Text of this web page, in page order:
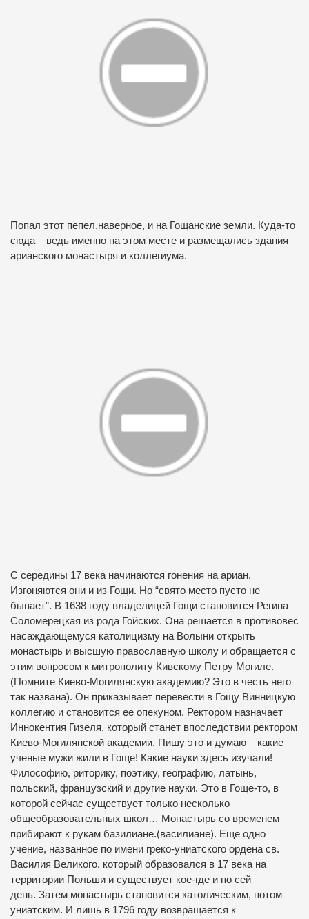
Попал этот пепел,наверное, и на Гощанские земли. Куда-то
сюда – ведь именно на этом месте и размещались здания
арианского монастыря и коллегиума.
С середины 17 века начинаются гонения на ариан.
Изгоняются они и из Гощи. Но “свято место пусто не
бывает”. В 1638 году владелицей Гощи становится Регина
Соломерецкая из рода Гойских. Она решается в противовес
насаждающемуся католицизму на Волыни открыть
монастырь и высшую православную школу и обращается с
этим вопросом к митрополиту Кивскому Петру Могиле.
(Помните Киево-Могилянскую академию? Это в честь него
так названа). Он приказывает перевести в Гощу Винницкую
коллегию и становится ее опекуном. Ректором назначает
Иннокентия Гизеля, который станет впоследствии ректором
Киево-Могилянской академии. Пишу это и думаю – какие
ученые мужи жили в Гоще! Какие науки здесь изучали!
Философию, риторику, поэтику, географию, латынь,
польский, французский и другие науки. Это в Гоще-то, в
которой сейчас существует только несколько
общеобразовательных школ… Монастырь со временем
прибирают к рукам базилиане.(василиане). Еще одно
учение, названное по имени греко-униатского ордена св.
Василия Великого, который образовался в 17 века на
территории Польши и существует кое-где и по сей
день. Затем монастырь становится католическим, потом
униатским. И лишь в 1796 году возвращается к